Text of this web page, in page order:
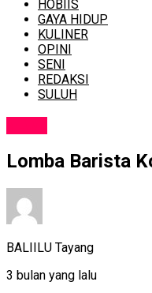
HOBIIS
GAYA HIDUP
KULINER
OPINI
SENI
REDAKSI
SULUH
Lomba Barista
BALIILU Tayang
3 bulan yang lalu